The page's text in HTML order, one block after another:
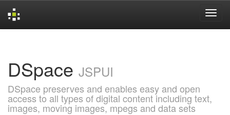
DSpace JSPUI
DSpace preserves and enables easy and open
access to all types of digital content including text,
images, moving images, mpegs and data sets